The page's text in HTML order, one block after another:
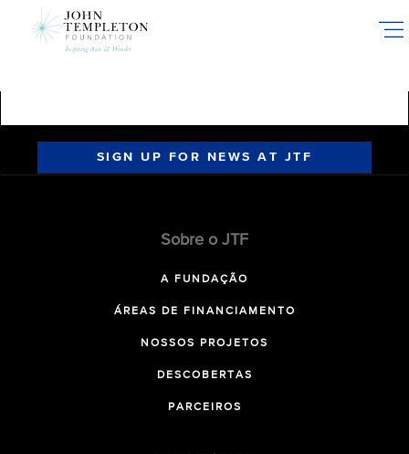
SIGN UP FOR NEWS AT JTF
Sobre o JTF
A FUNDAÇÃO
ÁREAS DE FINANCIAMENTO
NOSSOS PROJETOS
DESCOBERTAS
PARCEIROS